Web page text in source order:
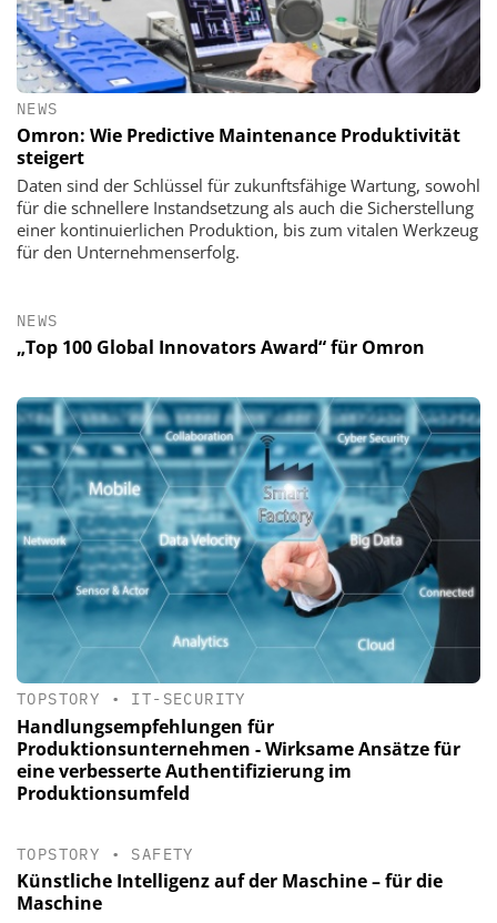
NEWS
Omron: Wie Predictive Maintenance Produktivität
steigert
Daten sind der Schlüssel für zukunftsfähige Wartung, sowohl
für die schnellere Instandsetzung als auch die Sicherstellung
einer kontinuierlichen Produktion, bis zum vitalen Werkzeug
für den Unternehmenserfolg.
NEWS
„Top 100 Global Innovators Award“ für Omron
TOPSTORY • IT-SECURITY
Handlungsempfehlungen für
Produktionsunternehmen - Wirksame Ansätze für
eine verbesserte Authentifizierung im
Produktionsumfeld
TOPSTORY • SAFETY
Künstliche Intelligenz auf der Maschine – für die
Maschine